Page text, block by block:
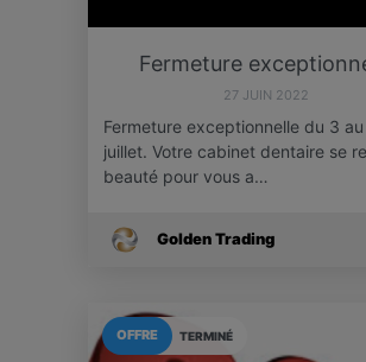
Fermeture
27 JUIN 2022
Fermeture exceptionnelle du 3 au
juillet. Votre cabinet dentaire se
beauté pour vous a…
Golden Trading
TERMINÉ
OFFRE